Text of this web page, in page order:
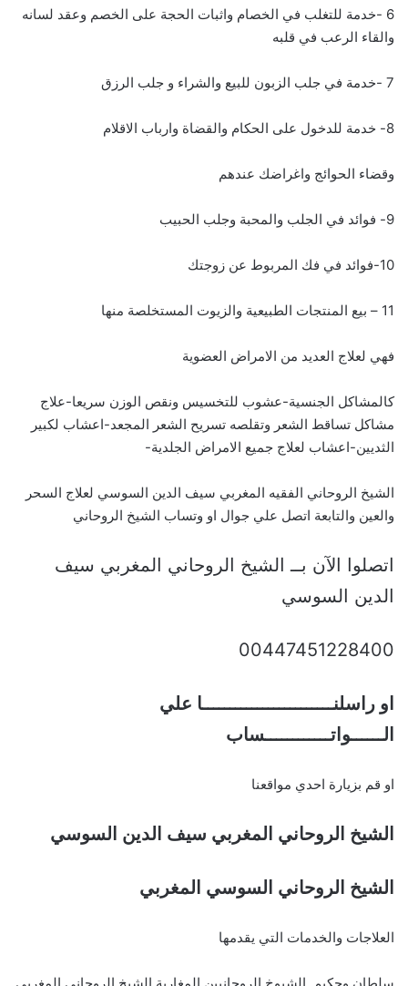
6 -خدمة للتغلب في الخصام واثبات الحجة على الخصم وعقد لسانه
والقاء الرعب في قلبه
7 -خدمة في جلب الزبون للبيع والشراء و جلب الرزق
8- خدمة للدخول على الحكام والقضاة وارباب الاقلام
وقضاء الحوائج واغراضك عندهم
9- فوائد في الجلب والمحبة وجلب الحبيب
10-فوائد في فك المربوط عن زوجتك
11 – بيع المنتجات الطبيعية والزيوت المستخلصة منها
فهي لعلاج العديد من الامراض العضوية
كالمشاكل الجنسية-عشوب للتخسيس ونقص الوزن سريعا-علاج
مشاكل تساقط الشعر وتقلصه تسريح الشعر المجعد-اعشاب لكبير
الثديين-اعشاب لعلاج جميع الامراض الجلدية-
الشيخ الروحاني الفقيه المغربي سيف الدين السوسي لعلاج السحر
والعين والتابعة اتصل علي جوال او وتساب الشيخ الروحاني
اتصلوا الآن بــ الشيخ الروحاني المغربي سيف
الدين السوسي
00447451228400
او راسلنــــــــــــــــــــــــا علي
الــــــواتــــــــــــساب
او قم بزيارة احدي مواقعنا
الشيخ الروحاني المغربي سيف الدين السوسي
الشيخ الروحاني السوسي المغربي
العلاجات والخدمات التي يقدمها